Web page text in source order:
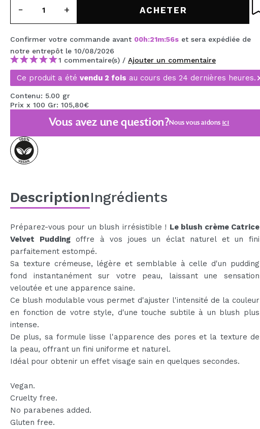
MAQUIFARMA
TRAVEL SIZE
NATURE
OFFRES
OUTLET
ILS SONT REVENUS!
BIENTÔT DISPONIBLE
ACHETER
Confirmer votre commande avant 00h:21m:56s et sera expédiée de
notre entrepôt le 10/08/2026
1 commentaire(s) / Ajouter un commentaire
Ce produit a été vendu 2 fois au cours des 24 dernières heures.
Contenu: 5.00 gr
Prix x 100 Gr: 105,80€
Vous avez une question?Nous vous aidons ici
DescriptionIngrédients
Préparez-vous pour un blush irrésistible ! Le blush crème Catrice
Velvet Puddingoffre à vos joues un éclat naturel et un fini
parfaitement estompé.
Sa texture crémeuse, légère et semblable à celle d'un pudding
fond instantanément sur votre peau, laissant une sensation
veloutée et une apparence saine.
Ce blush modulable vous permet d'ajuster l'intensité de la couleur
en fonction de votre style, d'une touche subtile à un blush plus
intense.
De plus, sa formule lisse l'apparence des pores et la texture de
la peau, offrant un fini uniforme et naturel.
Idéal pour obtenir un effet visage sain en quelques secondes.
Vegan.
Cruelty free.
No parabenes added.
Gluten free.